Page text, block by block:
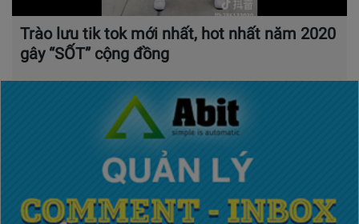
Trào lưu tik tok mới nhất, hot nhất năm 2020
gây “SỐT” cộng đồng